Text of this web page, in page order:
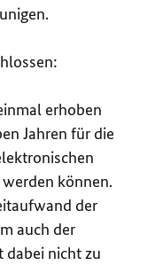
erhoben
Jahren für die
können.
der
auch der
dabei nicht zu